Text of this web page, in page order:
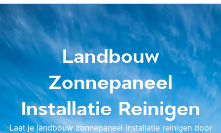
Landbouw
Zonnepaneel
Installatie Reinigen
Laat je landbouw zonnepaneel installatie reinigen door